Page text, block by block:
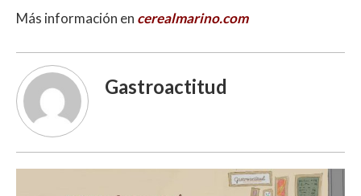
Más información en cerealmarino.com
Gastroactitud